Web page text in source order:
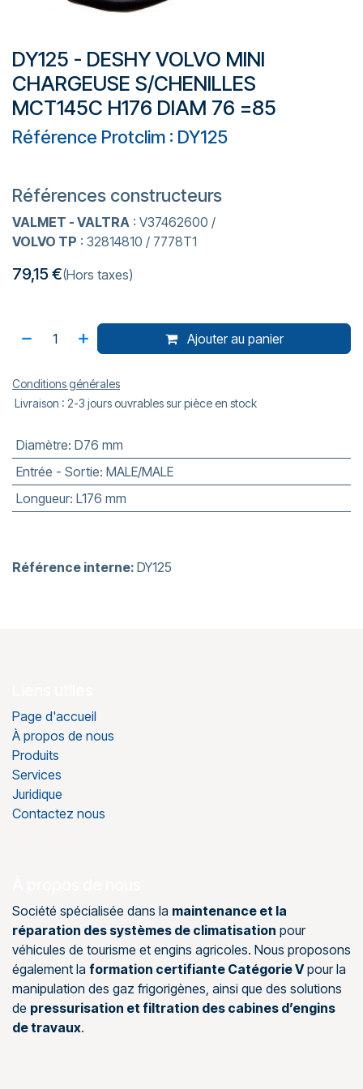
DY125 - DESHY VOLVO MINI
CHARGEUSE S/CHENILLES
MCT145C H176 DIAM 76 =85
Référence Protclim : DY125
Références constructeurs
VALMET - VALTRA : V37462600 /
VOLVO TP : 32814810 / 7778T1
79,15€(Hors taxes)
Ajouter au panier
Conditions générales
Livraison : 2-3 jours ouvrables sur pièce en stock
Diamètre: D76 mm
Entrée - Sortie: MALE/MALE
Longueur: L176 mm
Référence interne: DY125
Page d'accueil
À propos de nous
Produits
Services
Juridique
Contactez nous
Société spécialisée dans la maintenance et la
réparation des systèmes de climatisation pour
véhicules de tourisme et engins agricoles. Nous proposons
également la formation certifiante Catégorie Vpour la
manipulation des gaz frigorigènes, ainsi que des solutions
de pressurisation et filtration des cabines d’engins
de travaux.